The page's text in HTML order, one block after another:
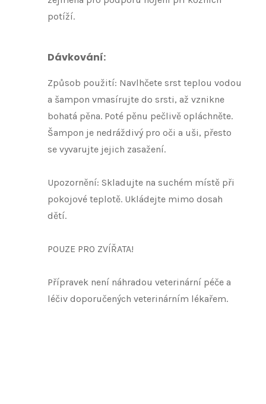
potíží.
Dávkování:
Způsob použití: Navlhčete srst teplou vodou
a šampon vmasírujte do srsti, až vznikne
bohatá pěna. Poté pěnu pečlivě opláchněte.
Šampon je nedráždivý pro oči a uši, přesto
se vyvarujte jejich zasažení.
Upozornění: Skladujte na suchém místě při
pokojové teplotě. Ukládejte mimo dosah
dětí.
POUZE PRO ZVÍŘATA!
Přípravek není náhradou veterinární péče a
léčiv doporučených veterinárním lékařem.